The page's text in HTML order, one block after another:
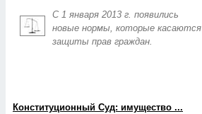
С 1 января 2013 г. появились
новые нормы, которые касаются
защиты прав граждан.
Конституционный Суд: имущество ...